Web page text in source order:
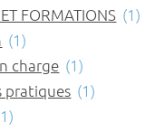
FORMATIONS (1)
(1)
charge (1)
pratiques (1)